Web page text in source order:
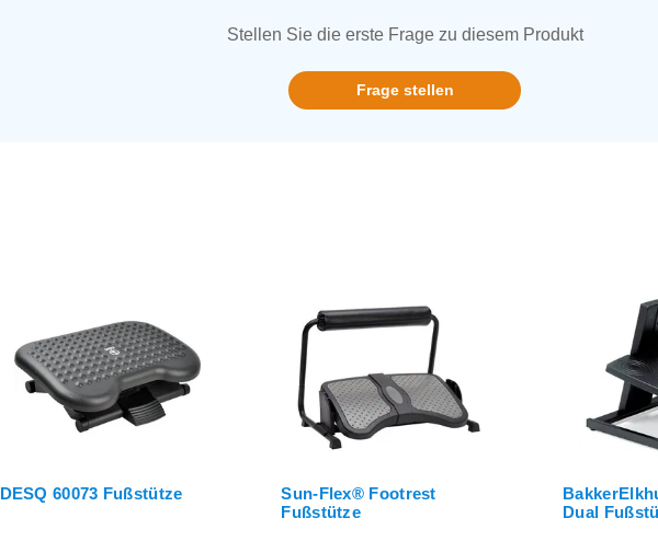
Stellen Sie die erste Frage zu diesem Produkt
Frage stellen
DESQ 60073 Fußstütze
Sun-Flex® Footrest
Fußstütze
Dual